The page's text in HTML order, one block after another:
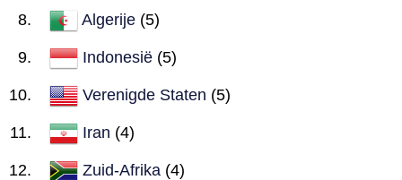
Algerije (5)
Indonesië (5)
Verenigde Staten (5)
Iran (4)
Zuid-Afrika (4)